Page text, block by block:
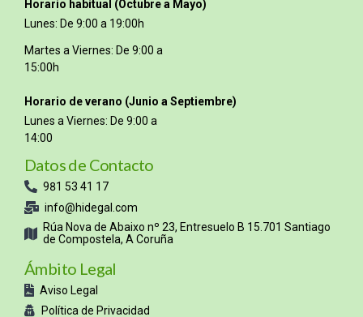
Horario habitual (Octubre a Mayo)
Lunes: De 9:00 a 19:00h
Martes a Viernes: De 9:00 a
15:00h
Horario de verano (Junio a Septiembre)
Lunes a Viernes: De 9:00 a
14:00
Datos de Contacto
981 53 41 17
info@hidegal.com
Rúa Nova de Abaixo nº 23, Entresuelo B 15.701 Santiago
de Compostela, A Coruña
Ámbito Legal
Aviso Legal
Política de Privacidad